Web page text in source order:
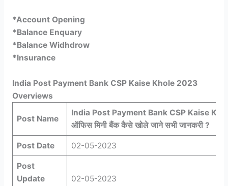
*Account Opening
*Balance Enquary
*Balance Widhdrow
*Insurance
India Post Payment Bank CSP Kaise Khole 2023
Overviews
Post Name
India Post Payment Bank CSP Kaise
ऑफिस मिनी बैंक कैसे खोले जाने सभी जानकरी ?
Post Date 02-05-2023
Post
Update
02-05-2023